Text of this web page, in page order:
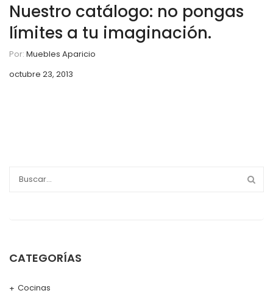
Nuestro catálogo: no pongas
límites a tu imaginación.
Por: Muebles Aparicio
octubre 23, 2013
CATEGORÍAS
Cocinas